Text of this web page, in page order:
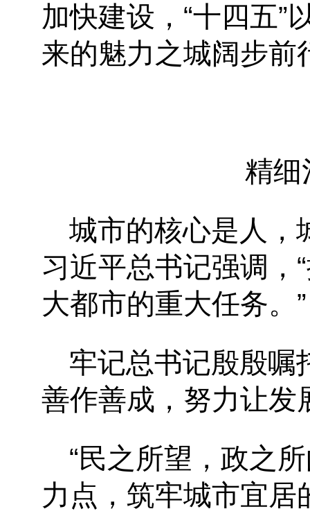
加快建设，“十四五”
来的魅力之城阔步前
精细
城市的核心是人，
习近平总书记强调，
大都市的重大任务。”
牢记总书记殷殷嘱
善作善成，努力让发
“民之所望，政之
力点，筑牢城市宜居